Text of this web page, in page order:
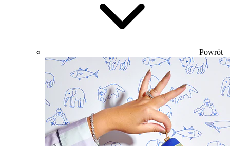
Powrót